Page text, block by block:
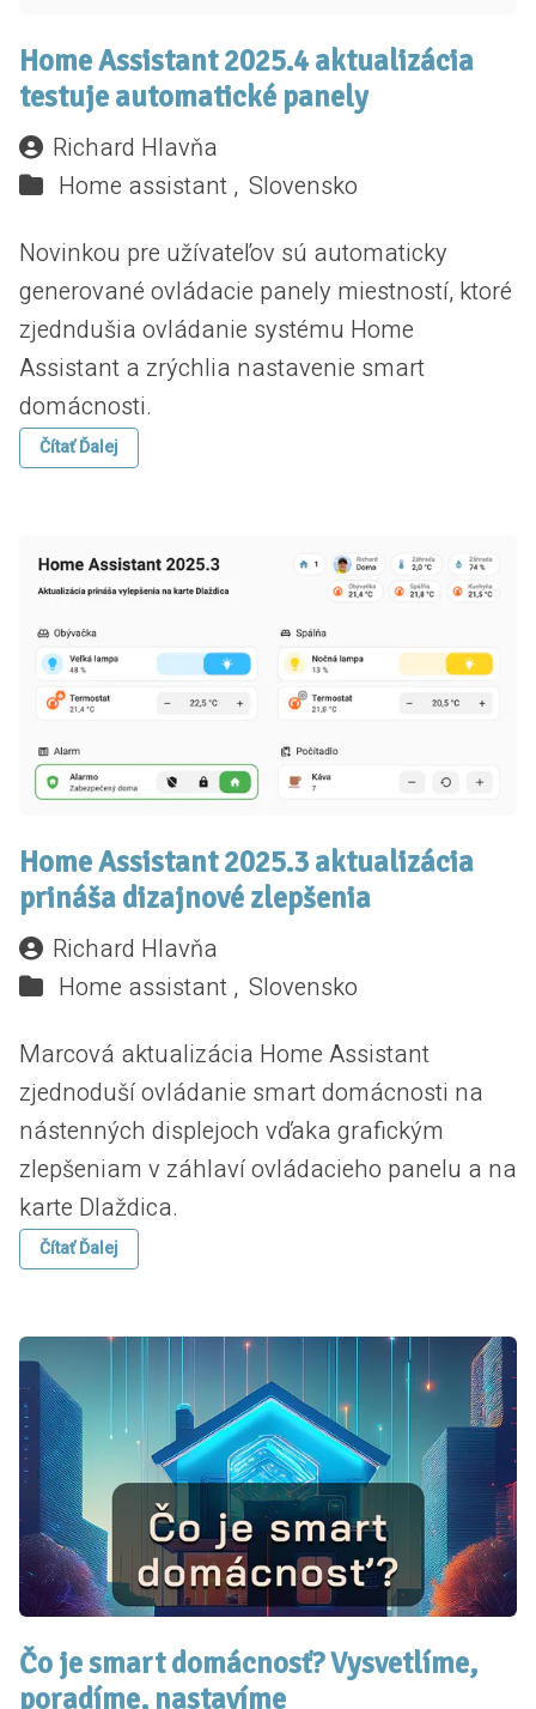
Home Assistant 2025.4 aktualizácia
testuje automatické panely
Richard Hlavňa
Home assistant , Slovensko
Novinkou pre užívateľov sú automaticky
generované ovládacie panely miestností, ktoré
zjedndušia ovládanie systému Home
Assistant a zrýchlia nastavenie smart
domácnosti.
Čítať Ďalej
Home Assistant 2025.3 aktualizácia
prináša dizajnové zlepšenia
Richard Hlavňa
Home assistant , Slovensko
Marcová aktualizácia Home Assistant
zjednoduší ovládanie smart domácnosti na
nástenných displejoch vďaka grafickým
zlepšeniam v záhlaví ovládacieho panelu a na
karte Dlaždica.
Čítať Ďalej
Čo je smart domácnosť? Vysvetlíme,
poradíme, nastavíme